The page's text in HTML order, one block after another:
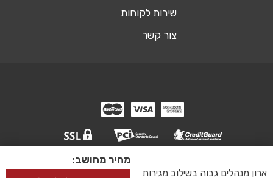
ארון מנהלים גבוה בשילוב מגירות
מחיר מחושב:
שירות לקוחות
צור קשר
© כל הזכויות שמורות אופיסשופ ריהוט משרדי